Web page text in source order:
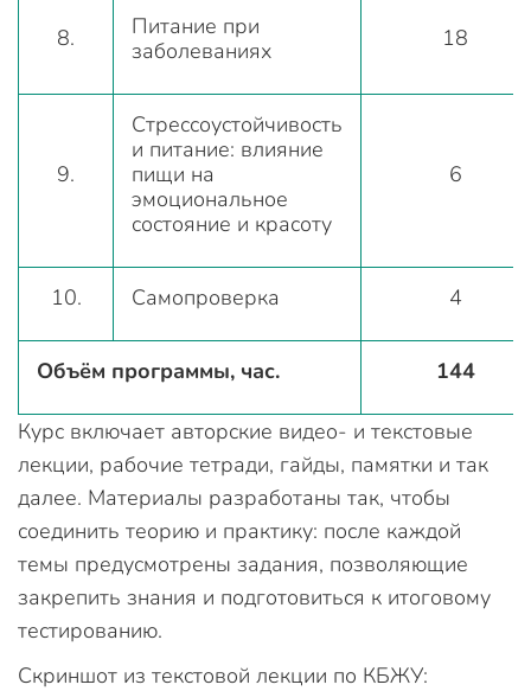
8.
Питание при
заболеваниях
18
9.
Стрессоустойчивость
и питание: влияние
пищи на
эмоциональное
состояние и красоту
6
10. Самопроверка 4
Объём программы, час. 144
Курс включает авторские видео- и текстовые
лекции, рабочие тетради, гайды, памятки и так
далее. Материалы разработаны так, чтобы
соединить теорию и практику: после каждой
темы предусмотрены задания, позволяющие
закрепить знания и подготовиться к итоговому
тестированию.
Скриншот из текстовой лекции по КБЖУ: